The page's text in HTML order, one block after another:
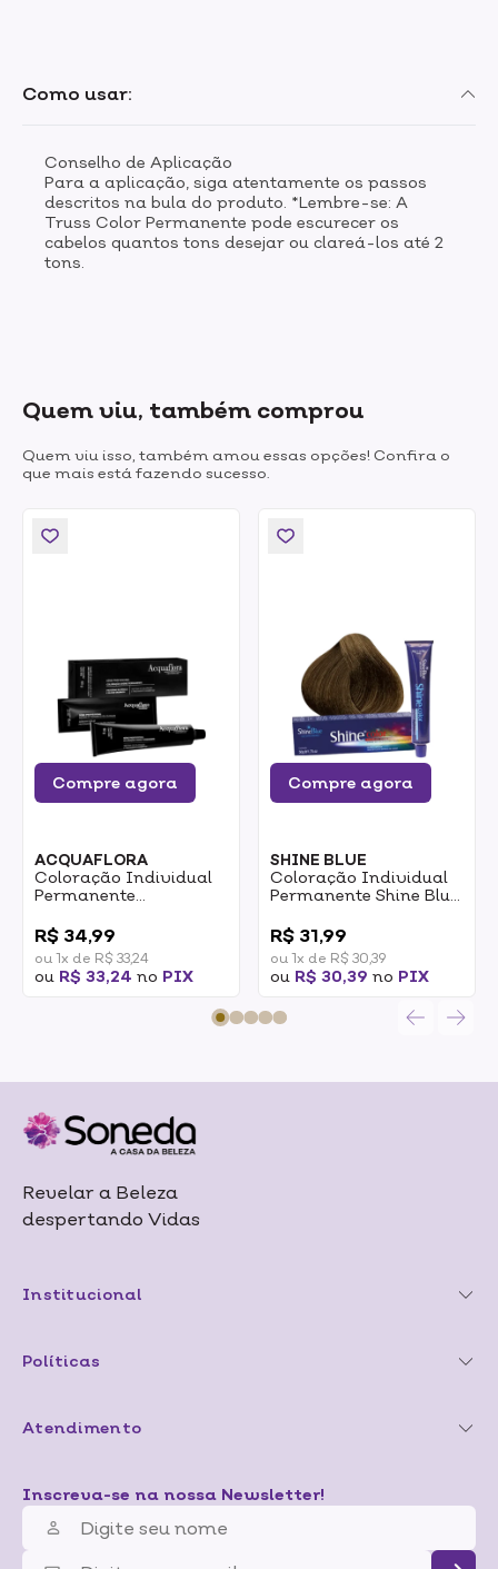
Como usar:
Conselho de Aplicação
Para a aplicação, siga atentamente os passos
descritos na bula do produto. *Lembre-se: A
Truss Color Permanente pode escurecer os
cabelos quantos tons desejar ou clareá-los até 2
tons.
Quem viu, também comprou
Quem viu isso, também amou essas opções! Confira o
que mais está fazendo sucesso.
Compre agora
ACQUAFLORA
Coloração Individual
Permanente
Médio Acobreado 60g
R$ 34,99
ou 1x de R$ 33,24
ou R$ 33,24 no PIX
Compre agora
SHINE BLUE
Coloração Individual
Permanente Shine Blue
50g
R$ 31,99
ou 1x de R$ 30,39
ou R$ 30,39 no PIX
Revelar a Beleza
despertando Vidas
Institucional
Políticas
Atendimento
Inscreva-se na nossa Newsletter!